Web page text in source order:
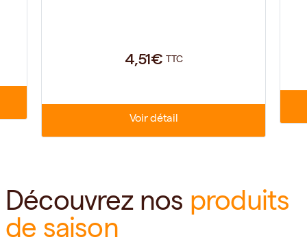
4,51€ TTC
Voir détail
Découvrez nos produits
de saison